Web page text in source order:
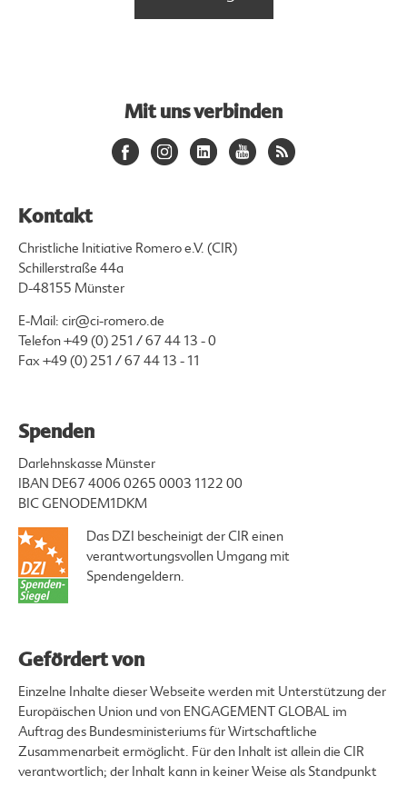
Mit uns verbinden
Kontakt
Christliche Initiative Romero e.V. (CIR)
Schillerstraße 44a
D-48155 Münster
E-Mail: cir@ci-romero.de
Telefon+49 (0) 251 / 67 44 13 - 0
Fax +49 (0) 251 / 67 44 13 - 11
Spenden
Darlehnskasse Münster
IBAN DE67 4006 0265 0003 1122 00
BIC GENODEM1DKM
Das DZI bescheinigt der CIR einen
verantwortungsvollen Umgang mit
Spendengeldern.
Gefördert von
Einzelne Inhalte dieser Webseite werden mit Unterstützung der
Europäischen Union und von ENGAGEMENT GLOBAL im
Auftrag des Bundesministeriums für Wirtschaftliche
Zusammenarbeit ermöglicht. Für den Inhalt ist allein die CIR
verantwortlich; der Inhalt kann in keiner Weise als Standpunkt